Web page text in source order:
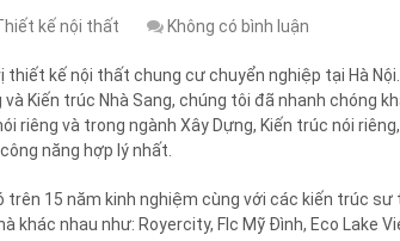
kế nội thất Không có bình luận
thiết kế nội thất chung cư chuyển nghiệp tại Hà
và Kiến trúc Nhà Sang, chúng tôi đã nhanh chóng
riêng và trong ngành Xây Dựng, Kiến trúc nói
năng hợp lý nhất.
trên 15 năm kinh nghiệm cùng với các kiến trúc
khác nhau như: Royercity, Flc Mỹ Đình, Eco Lake